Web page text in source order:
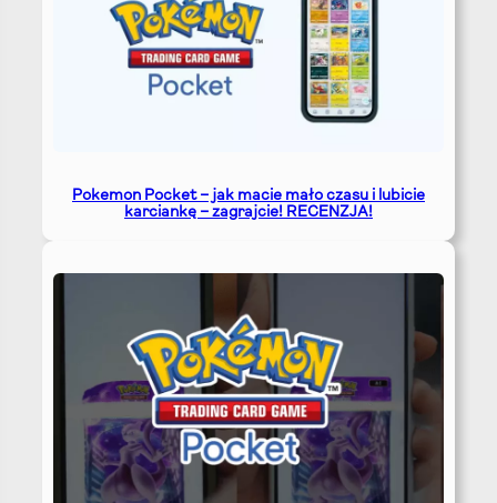
Pokemon Pocket – jak macie mało czasu i lubicie
karciankę – zagrajcie! RECENZJA!